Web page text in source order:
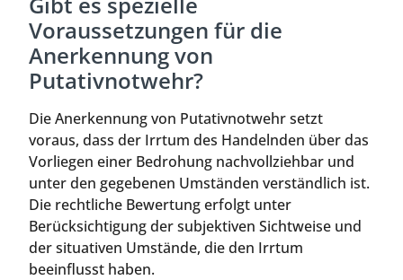
Voraussetzungen für die
Anerkennung von
Putativnotwehr?
Die Anerkennung von Putativnotwehr setzt
voraus, dass der Irrtum des Handelnden über das
Vorliegen einer Bedrohung nachvollziehbar und
unter den gegebenen Umständen verständlich ist.
Die rechtliche Bewertung erfolgt unter
Berücksichtigung der subjektiven Sichtweise und
der situativen Umstände, die den Irrtum
beeinflusst haben.